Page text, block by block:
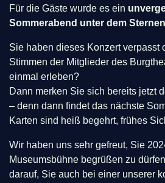
Für die Gäste wurde es ein
Sommerabend unter dem
Sie haben dieses Konzert verpasst
Stimmen der Mitglieder des
einmal erleben?
Dann merken Sie sich bereits jetzt
– denn dann findet das nächste
Karten sind heiß begehrt, frühes
Wir haben uns sehr gefreut, Sie
Museumsbühne begrüßen zu
darauf, Sie auch bei einer unserer